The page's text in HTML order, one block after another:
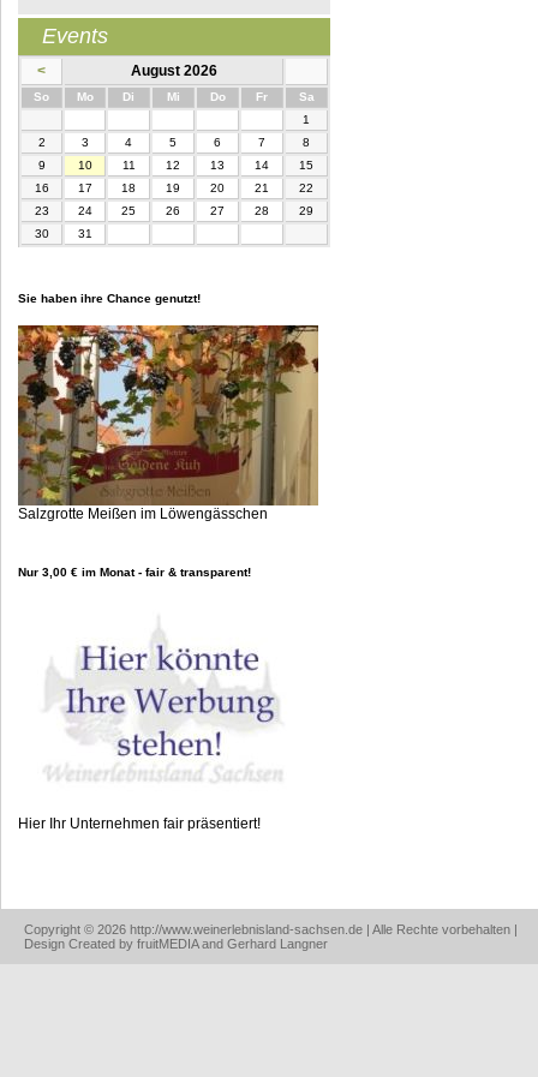
Events
< August 2026
SonntagMontag Di enstagMittwochDonnerstag
Freitag Samstag
1
2
3 4 5 6 7
8
9
10 11 12 13 14
15
16
17 18 19 20 21
22
23
24 25 26 27 28
29
30
31
Sie haben ihre Chance genutzt!
Salzgrotte Meißen im Löwengässchen
Nur 3,00 € im Monat - fair & transparent!
Hier Ihr Unternehmen fair präsentiert!
Copyright © 2026 http://www.weinerlebnisland-sachsen.de | Alle Rechte vorbehalten |
Design Created by fruitMEDIA and Gerhard Langner